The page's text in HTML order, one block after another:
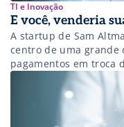
TI e Inovação
E você, venderia
A startup de Sam
centro de uma grande
pagamentos em troca
milhares de
riscos e as questões
conjunto escrever
Humanity de pagar […]